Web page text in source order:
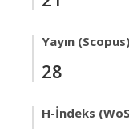
Yayın
28
H-İndeks